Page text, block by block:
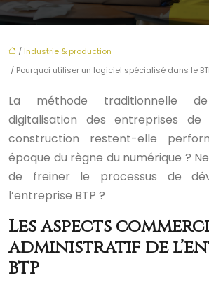
/ Industrie & production
/ Pourquoi utiliser un logiciel spécialisé dans le
La méthode traditionnelle
digitalisation des entreprises
construction restent-elle
époque du règne du numérique ?
de freiner le processus de
l’entreprise BTP ?
Les aspects
administratif de
BTP